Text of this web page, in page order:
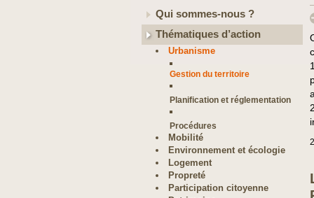
Qui sommes-nous ?
Thématiques d’action
Urbanisme
Gestion du territoire
Planification et réglementation
Procédures
Mobilité
Environnement et écologie
Logement
Propreté
Participation citoyenne